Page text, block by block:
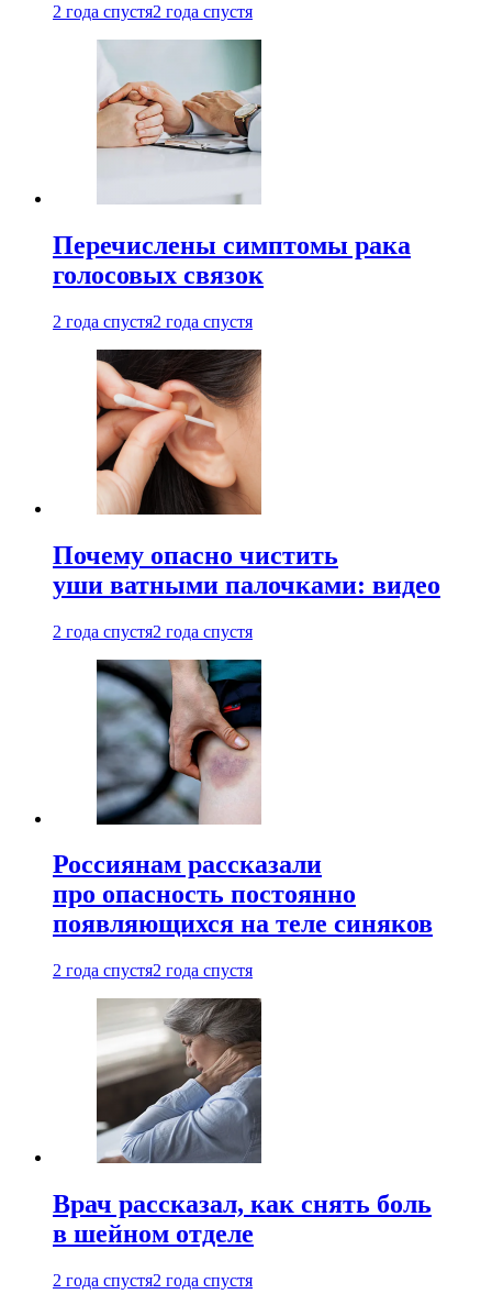
2 года спустя2 года спустя
Перечислены симптомы рака
голосовых связок
2 года спустя2 года спустя
Почему опасно чистить
уши ватными палочками: видео
2 года спустя2 года спустя
Россиянам рассказали
про опасность постоянно
появляющихся на теле синяков
2 года спустя2 года спустя
Врач рассказал, как снять боль
в шейном отделе
2 года спустя2 года спустя